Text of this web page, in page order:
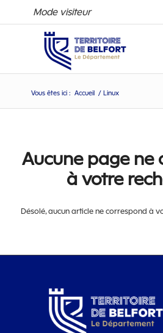
Mode visiteur
Vous êtes ici : Accueil / Linux
Aucune page ne
à votre
Désolé, aucun article ne correspond à